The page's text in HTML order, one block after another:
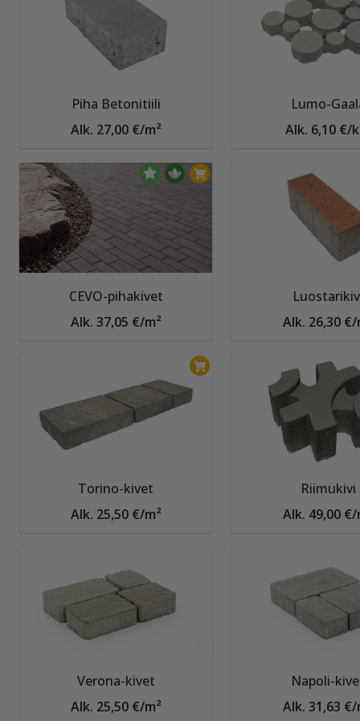
Piha Betonitiili
Alk. 27,00 €/m²
Lumo-
Alk. 6,10 €/
CEVO-pihakivet
Alk. 37,05 €/m²
Alk. 26,30 €/
Torino-kivet
Alk. 25,50 €/m²
Riimukivi
Alk. 49,00 €/
Verona-kivet
Alk. 25,50 €/m²
Napoli-
Alk. 31,63 €/